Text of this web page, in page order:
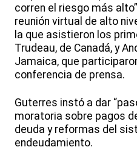
corren el riesgo más
reunión virtual de alto
la que asistieron los
Trudeau, de Canadá, y
Jamaica, que
conferencia de prensa.
Guterres instó a dar
moratoria sobre pagos
deuda y reformas del
endeudamiento.